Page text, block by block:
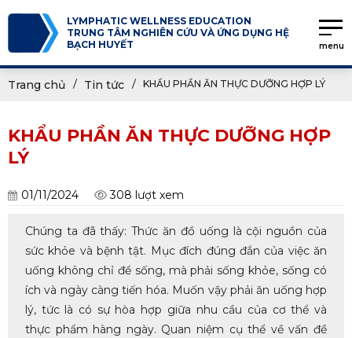
LYMPHATIC WELLNESS EDUCATION
TRUNG TÂM NGHIÊN CỨU VÀ ỨNG DỤNG HỆ
BẠCH HUYẾT
menu
Trang chủ Tin tức KHẨU PHẦN ĂN THỰC DƯỠNG HỢP LÝ
KHẨU PHẦN ĂN THỰC DƯỠNG HỢP
LÝ
01/11/2024 308 lượt xem
Chúng ta đã thấy: Thức ăn đồ uống là cội nguồn của
sức khỏe và bệnh tật. Mục đích đúng đắn của việc ăn
uống không chỉ để sống, mà phải sống khỏe, sống có
ích và ngày càng tiến hóa. Muốn vậy phải ăn uống hợp
lý, tức là có sự hòa hợp giữa nhu cầu của cơ thể và
thực phẩm hàng ngày. Quan niệm cụ thể về vấn đề